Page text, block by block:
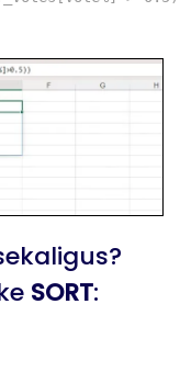
SORT: